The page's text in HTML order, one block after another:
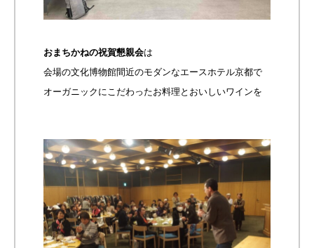
おまちかねの祝賀懇親会は
会場の文化博物館間近のモダンなエースホテル京都で
オーガニックにこだわったお料理とおいしいワインを